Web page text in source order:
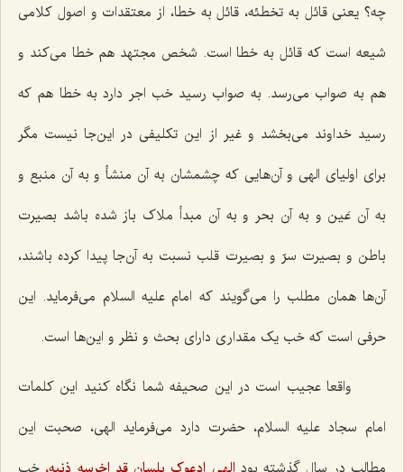
چه؟ یعنی قائل به تخطئه، قائل به خطا، از معتقدات و اصول کلامی
شیعه است که قائل به خطا است. شخص مجتهد هم خطا می‌کند و
هم به صواب می‌رسد. به صواب رسید خب اجر دارد به خطا هم که
رسید خداوند می‌بخشد و غیر از این تکلیفی در این‌جا نیست مگر
برای اولیای الهی و آن‌هایی که چشمشان به آن منشأ و به آن منبع و
به آن عَین و به آن بحر و به آن مبدأ ملاک باز شده باشد بصیرت
باطن و بصیرت سرّ و بصیرت قلب نسبت به آن‌جا پیدا کرده باشند،
آن‌ها همان مطلب را می‌گویند که امام علیه السلام می‌فرماید. این
حرفی است که خب یک مقداری دارای بحث و نظر و این‌ها است.
واقعا عجیب است در این صحیفه شما نگاه کنید این کلمات
امام سجاد علیه السلام، حضرت دارد می‌فرماید الهی، صحبت این